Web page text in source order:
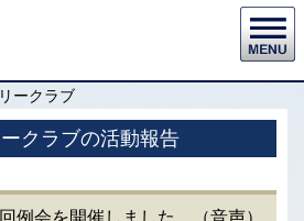
ークラブ
クラブの活動報告
例会を開催しました。（音声）